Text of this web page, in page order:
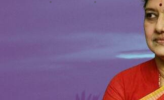
లో నెలకొన్న సంక్షోభం
పునర్వైభవం కోసం కృషి చేస్తానని
2024 సార్వత్రిక ఎన్నికలకు